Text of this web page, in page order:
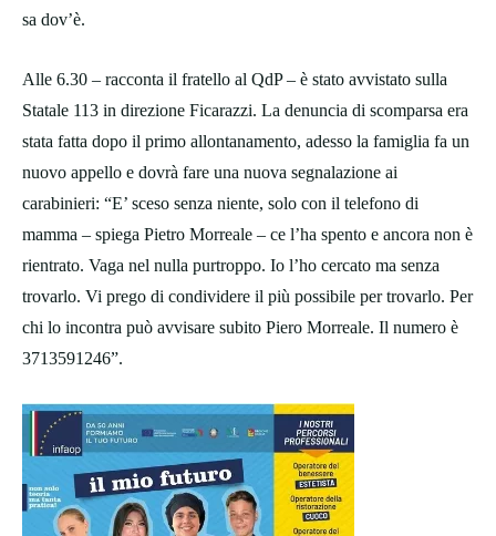
sa dov’è.
Alle 6.30 – racconta il fratello al QdP – è stato avvistato sulla
Statale 113 in direzione Ficarazzi. La denuncia di scomparsa era
stata fatta dopo il primo allontanamento, adesso la famiglia fa un
nuovo appello e dovrà fare una nuova segnalazione ai
carabinieri: “E’ sceso senza niente, solo con il telefono di
mamma – spiega Pietro Morreale – ce l’ha spento e ancora non è
rientrato. Vaga nel nulla purtroppo. Io l’ho cercato ma senza
trovarlo. Vi prego di condividere il più possibile per trovarlo. Per
chi lo incontra può avvisare subito Piero Morreale. Il numero è
3713591246”.